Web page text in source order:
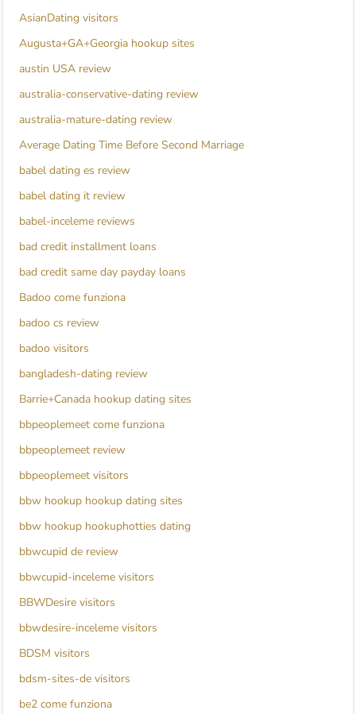
AsianDating visitors
Augusta+GA+Georgia hookup sites
austin USA review
australia-conservative-dating review
australia-mature-dating review
Average Dating Time Before Second Marriage
babel dating es review
babel dating it review
babel-inceleme reviews
bad credit installment loans
bad credit same day payday loans
Badoo come funziona
badoo cs review
badoo visitors
bangladesh-dating review
Barrie+Canada hookup dating sites
bbpeoplemeet come funziona
bbpeoplemeet review
bbpeoplemeet visitors
bbw hookup hookup dating sites
bbw hookup hookuphotties dating
bbwcupid de review
bbwcupid-inceleme visitors
BBWDesire visitors
bbwdesire-inceleme visitors
BDSM visitors
bdsm-sites-de visitors
be2 come funziona